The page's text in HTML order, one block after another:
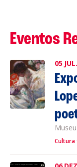
Eventos
05 JUL.
Cultura